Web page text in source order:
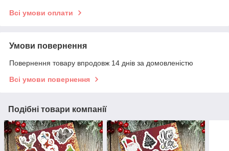
Всі умови оплати
Умови повернення
Повернення товару впродовж 14 днів за домовленістю
Всі умови повернення
Подібні товари компанії